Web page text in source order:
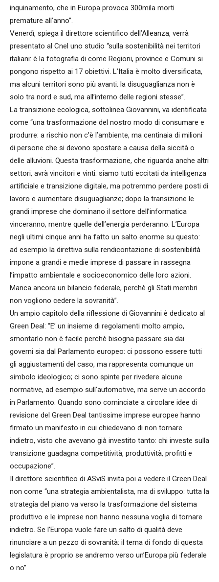
inquinamento, che in Europa provoca 300mila morti
premature all’anno”.
Venerdì, spiega il direttore scientifico dell’Alleanza, verrà
presentato al Cnel uno studio “sulla sostenibilità nei territori
italiani: è la fotografia di come Regioni, province e Comuni si
pongono rispetto ai 17 obiettivi. L’Italia è molto diversificata,
ma alcuni territori sono più avanti: la disuguaglianza non è
solo tra nord e sud, ma all’interno delle regioni stesse”.
La transizione ecologica, sottolinea Giovannini, va identificata
come “una trasformazione del nostro modo di consumare e
produrre: a rischio non c’è l’ambiente, ma centinaia di milioni
di persone che si devono spostare a causa della siccità o
delle alluvioni. Questa trasformazione, che riguarda anche altri
settori, avrà vincitori e vinti: siamo tutti eccitati da intelligenza
artificiale e transizione digitale, ma potremmo perdere posti di
lavoro e aumentare disuguaglianze; dopo la transizione le
grandi imprese che dominano il settore dell’informatica
vinceranno, mentre quelle dell’energia perderanno. L’Europa
negli ultimi cinque anni ha fatto un salto enorme su questo:
ad esempio la direttiva sulla rendicontazione di sostenibilità
impone a grandi e medie imprese di passare in rassegna
l’impatto ambientale e socioeconomico delle loro azioni.
Manca ancora un bilancio federale, perchè gli Stati membri
non vogliono cedere la sovranità”.
Un ampio capitolo della riflessione di Giovannini è dedicato al
Green Deal: “E’ un insieme di regolamenti molto ampio,
smontarlo non è facile perchè bisogna passare sia dai
governi sia dal Parlamento europeo: ci possono essere tutti
gli aggiustamenti del caso, ma rappresenta comunque un
simbolo ideologico; ci sono spinte per rivedere alcune
normative, ad esempio sull’automotive, ma serve un accordo
in Parlamento. Quando sono cominciate a circolare idee di
revisione del Green Deal tantissime imprese europee hanno
firmato un manifesto in cui chiedevano di non tornare
indietro, visto che avevano già investito tanto: chi investe sulla
transizione guadagna competitività, produttività, profitti e
occupazione”.
Il direttore scientifico di ASviS invita poi a vedere il Green Deal
non come “una strategia ambientalista, ma di sviluppo: tutta la
strategia del piano va verso la trasformazione del sistema
produttivo e le imprese non hanno nessuna voglia di tornare
indietro. Se l’Europa vuole fare un salto di qualità deve
rinunciare a un pezzo di sovranità: il tema di fondo di questa
legislatura è proprio se andremo verso un’Europa più federale
o no”.